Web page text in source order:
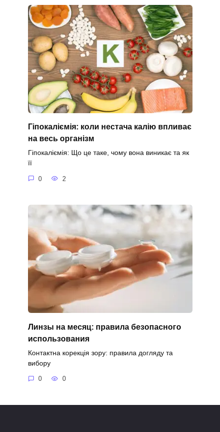
Гіпокаліємія: коли нестача калію впливає
на весь організм
Гіпокаліємія: Що це таке, чому вона виникає та як
її
0 2
Линзы на месяц: правила безопасного
использования
Контактна корекція зору: правила догляду та
вибору
0 0